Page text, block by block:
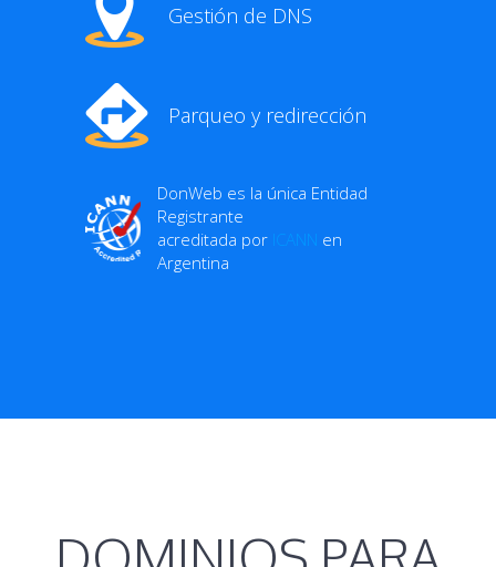
Gestión de DNS
Parqueo y redirección
DonWeb es la única Entidad
Registrante
acreditada por ICANN en
Argentina